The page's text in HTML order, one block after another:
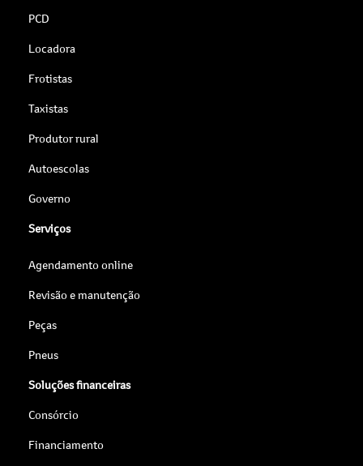
PCD
Locadora
Frotistas
Taxistas
Produtor rural
Autoescolas
Governo
Serviços
Agendamento online
Revisão e manutenção
Peças
Pneus
Soluções financeiras
Consórcio
Financiamento